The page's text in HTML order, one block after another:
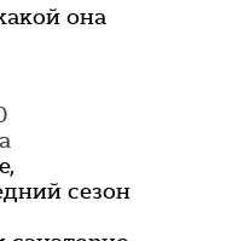
она
сезон